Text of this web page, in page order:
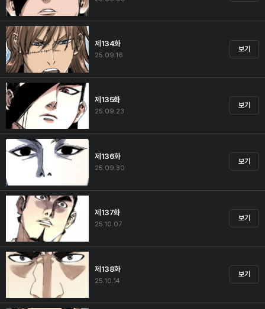
제134화
25.09.16
보기
제135화
25.09.23
보기
제136화
25.09.30
보기
제137화
25.10.07
보기
제138화
25.10.14
보기